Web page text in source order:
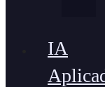
IA